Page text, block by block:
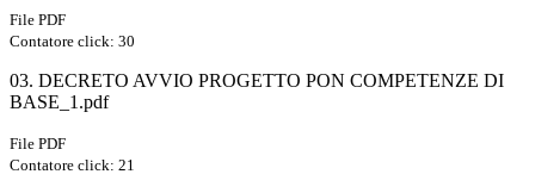
File PDF
Contatore click: 30
03. DECRETO AVVIO PROGETTO PON COMPETENZE DI
BASE_1.pdf
File PDF
Contatore click: 21